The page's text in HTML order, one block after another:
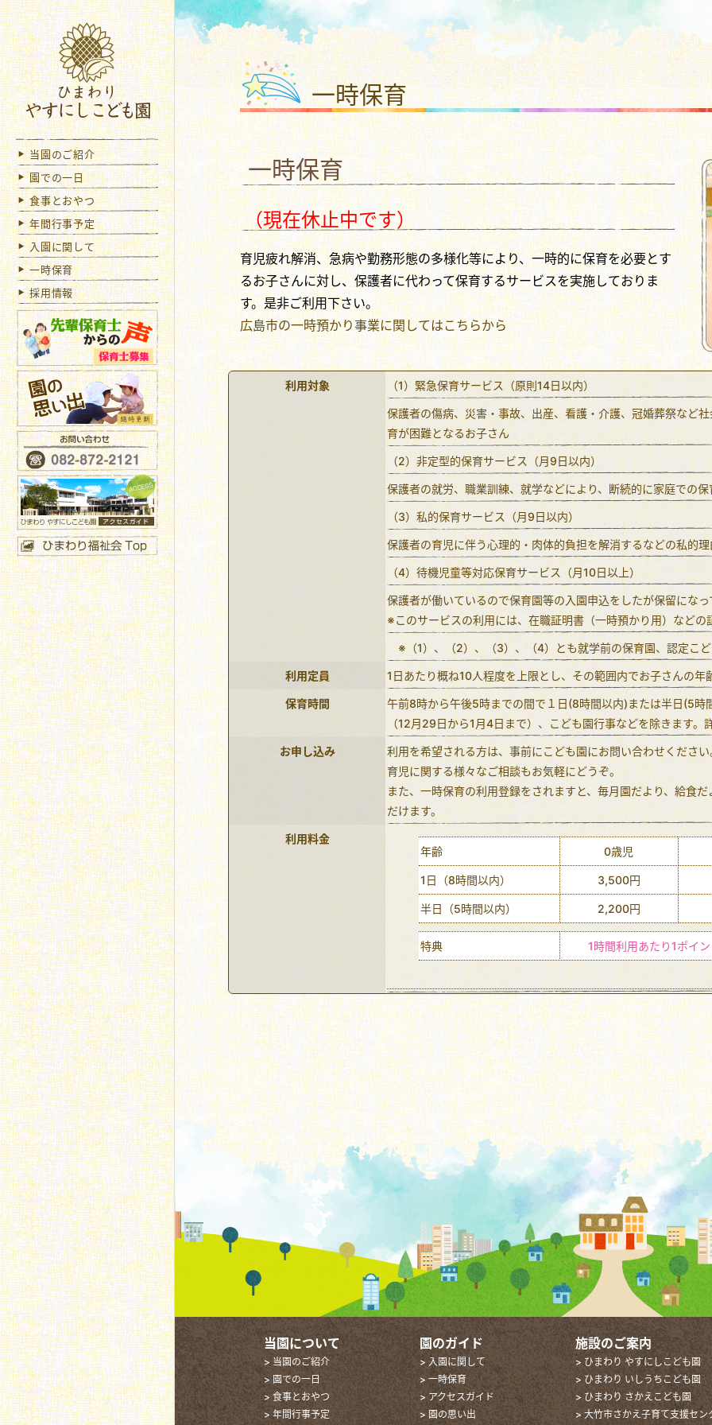
社会福祉法人 ひまわり福祉会
当園のご紹介
園での一日
食事とおやつ
年間行事予定
入園に関して
一時保育
採用情報
一時保育
一時保育
（現在休止中です）
育児疲れ解消、急病や勤務形態の多様化等により、一時的に保育を必要とす
るお子さんに対し、保護者に代わって保育するサービスを実施しておりま
す。是非ご利用下さい。
広島市の一時預かり事業に関してはこちらから
利用対象 （1）緊急保育サービス（原則14日以内）
保護者の傷病、災害・事故、出産、看護・介護、冠婚葬祭など
育が困難となるお子さん
（2）非定型的保育サービス（月9日以内）
保護者の就労、職業訓練、就学などにより、断続的に家庭での
（3）私的保育サービス（月9日以内）
保護者の育児に伴う心理的・肉体的負担を解消するなどの私的
（4）待機児童等対応保育サービス（月10日以上）
保護者が働いているので保育園等の入園申込をしたが保留にな
※このサービスの利用には、在職証明書（一時預かり用）などの
※（1）、（2）、（3）、（4）とも就学前の保育園、認定こ
利用定員 1日あたり概ね10人程度を上限とし、その範囲内でお子さんの年
保育時間
午前8時から午後5時までの間で１日(8時間以内)または半日(5
（12月29日から1月4日まで）、こども園行事などを除きます
お申し込み
利用を希望される方は、事前にこども園にお問い合わせくださ
育児に関する様々なご相談もお気軽にどうぞ。
また、一時保育の利用登録をされますと、毎月園だより、給食
だけます。
利用料金
年齢
0歳児
1日（8時間以内） 3,500円
半日（5時間以内） 2,200円
特典 1時間利用あたり1ポイ
当園について
> 当園のご紹介
> 園での一日
> 食事とおやつ
> 年間行事予定
園のガイド
> 入園に関して
> 一時保育
> アクセスガイド
> 園の思い出
施設のご案内
> ひまわり やすにしこども園
> ひまわり いしうちこども園
> ひまわり さかえこども園
> 大竹市さかえ子育て支援セン